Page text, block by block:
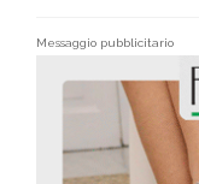
Messaggio pubblicitario